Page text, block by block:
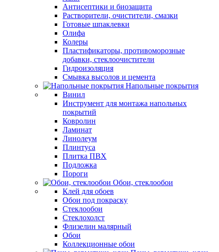
Антисептики и биозащита
Растворители, очистители, смазки
Готовые шпаклевки
Олифа
Колеры
Пластификаторы, противоморозные
добавки, стеклоочистители
Гидроизоляция
Смывка высолов и цемента
Напольные покрытия
Винил
Инструмент для монтажа напольных
покрытий
Ковролин
Ламинат
Линолеум
Плинтуса
Плитка ПВХ
Подложка
Пороги
Обои, стеклообои
Клей для обоев
Обои под покраску
Стеклообои
Стеклохолст
Флизелин малярный
Обои
Коллекционные обои